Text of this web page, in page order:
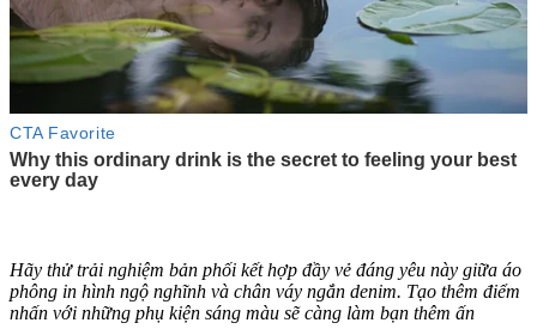
Hãy thử trải nghiệm bản phối kết hợp đầy vẻ đáng yêu này giữa áo
phông in hình ngộ nghĩnh và chân váy ngắn denim. Tạo thêm điểm
nhấn với những phụ kiện sáng màu sẽ càng làm bạn thêm ấn